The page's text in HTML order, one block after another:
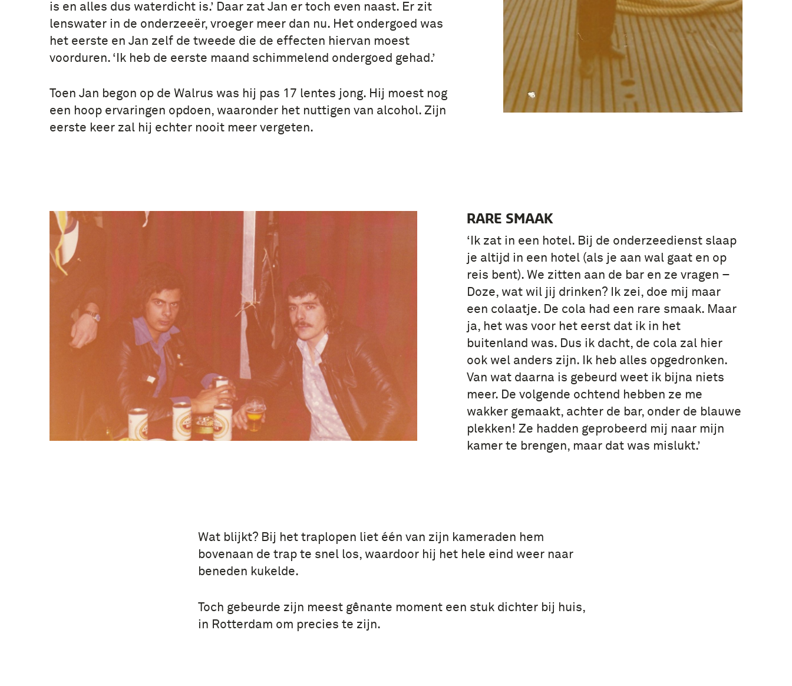
is en alles dus waterdicht is.’ Daar zat Jan er toch even naast. Er zit
lenswater in de onderzeeër, vroeger meer dan nu. Het ondergoed was
het eerste en Jan zelf de tweede die de effecten hiervan moest
voorduren. ‘Ik heb de eerste maand schimmelend ondergoed gehad.’
Toen Jan begon op de Walrus was hij pas 17 lentes jong. Hij moest nog
een hoop ervaringen opdoen, waaronder het nuttigen van alcohol. Zijn
eerste keer zal hij echter nooit meer vergeten.
RARE SMAAK
‘Ik zat in een hotel. Bij de onderzeedienst slaap
je altijd in een hotel (als je aan wal gaat en op
reis bent). We zitten aan de bar en ze vragen –
Doze, wat wil jij drinken? Ik zei, doe mij maar
een colaatje. De cola had een rare smaak. Maar
ja, het was voor het eerst dat ik in het
buitenland was. Dus ik dacht, de cola zal hier
ook wel anders zijn. Ik heb alles opgedronken.
Van wat daarna is gebeurd weet ik bijna niets
meer. De volgende ochtend hebben ze me
wakker gemaakt, achter de bar, onder de blauwe
plekken! Ze hadden geprobeerd mij naar mijn
kamer te brengen, maar dat was mislukt.’
Wat blijkt? Bij het traplopen liet één van zijn kameraden hem
bovenaan de trap te snel los, waardoor hij het hele eind weer naar
beneden kukelde.
Toch gebeurde zijn meest gênante moment een stuk dichter bij huis,
in Rotterdam om precies te zijn.